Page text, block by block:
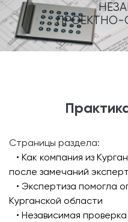
ПРОЕКТНО-
Страницы раздела:
• Как компания из
после замечаний
• Экспертиза помогла
Курганской области
• Независимая